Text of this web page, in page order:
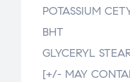
POTASSIUM
BHT
GLYCERYL
[+/- MAY